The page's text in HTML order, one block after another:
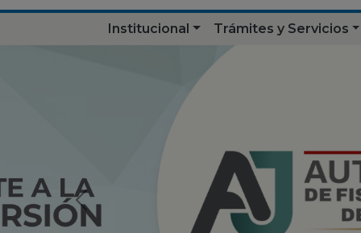
Institucional Trámites y Servicios